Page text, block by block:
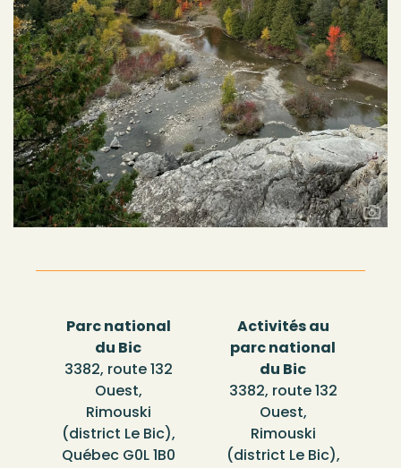
Parc national
du Bic
3382, route 132
Ouest,
Rimouski
(district Le Bic),
Québec G0L 1B0
Activités au
parc national
du Bic
3382, route 132
Ouest,
Rimouski
(district Le Bic),